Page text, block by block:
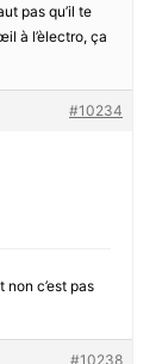
pas qu’il te
à l’èlectro, ça
#10234
c’est pas
#10238